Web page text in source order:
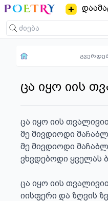
ცა იყო იის
ცა იყო იის
მე მივდიოდი
მე მივდიოდი
ვხვდებოდი ყველას
ცა იყო იის
იისფერი და ზღვის